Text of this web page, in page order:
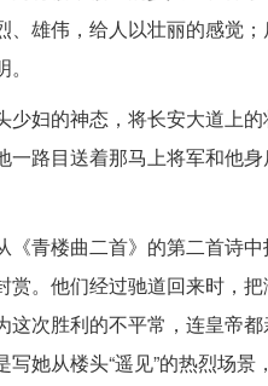
雄伟，给人以壮丽的感觉
妇的神态，将长安大道上
路目送着那马上将军和他
青楼曲二首》的第二首诗
。他们经过驰道回来时，
次胜利的不平常，连皇帝
她从楼头“遥见”的热烈场